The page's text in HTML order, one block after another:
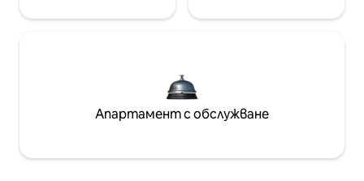
Апартамент с обслужване